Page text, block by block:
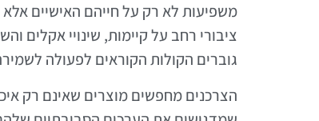
משפיעות לא רק על חייהם האישיים
ציבורי רחב על קיימות, שינויי אקלים
גוברים הקולות הקוראים לפעולה
הצרכנים מחפשים מוצרים שאינם רק